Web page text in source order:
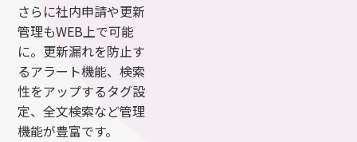
さらに社内申請や更新
管理もWEB上で可能
に。更新漏れを防止す
るアラート機能、検索
性をアップするタグ設
定、全文検索など管理
機能が豊富です。